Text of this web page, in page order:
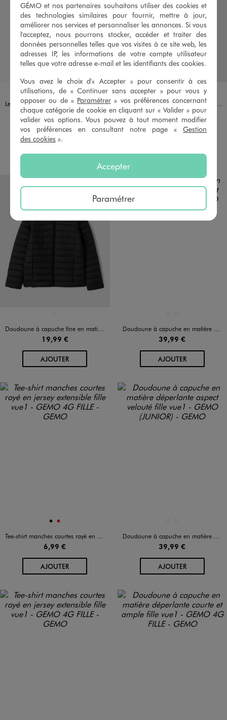
Disponible en 3 coloris
BLANC STANDARD
GRIS STANDARD
NOIR STANDARD
Legging uni longueur genoux en coton extensible fille
5,99 €
4.5/5 de moyenne
(51 avis)
Disponible en 1 coloris
NOIR STANDARD
Pantalon fluide coupe flare avec taille élastique fille
15,99 €
5/5 de moyenne
(12 avis)
Doudoune à capuche fine en matière déperlante fille
19,99 €
AJOUTERAU PANIER
Doudoune à capuche en matière déperlante aspect velouté fille
39,99 €
AJOUTERAU PANIER
Disponible en 2 coloris
NOIRROUGE
Tee-shirt manches courtes rayé en jersey extensible fille
6,99 €
AJOUTERAU PANIER
Doudoune à capuche en matière déperlante aspect velouté fille
39,99 €
AJOUTERAU PANIER
GÉMO et nos partenaires souhaitons utiliser des cookies et
des technologies similaires pour fournir, mettre à jour,
améliorer nos services et personnaliser les annonces. Si vous
l'acceptez, nous pourrons stocker, accéder et traiter des
données personnelles telles que vos visites à ce site web, les
adresses IP, les informations de votre compte utilisateur
telles que votre adresse e-mail et les identifiants des cookies.
Vous avez le choix d'« Accepter » pour consentir à ces
utilisations, de « Continuer sans accepter » pour vous y
opposer ou de « Paramétrer » vos préférences concernant
chaque catégorie de cookie en cliquant sur « Valider » pour
valider vos options. Vous pouvez à tout moment modifier
vos préférences en consultant notre page « Gestion
des cookies ».
Accepter
Paramétrer